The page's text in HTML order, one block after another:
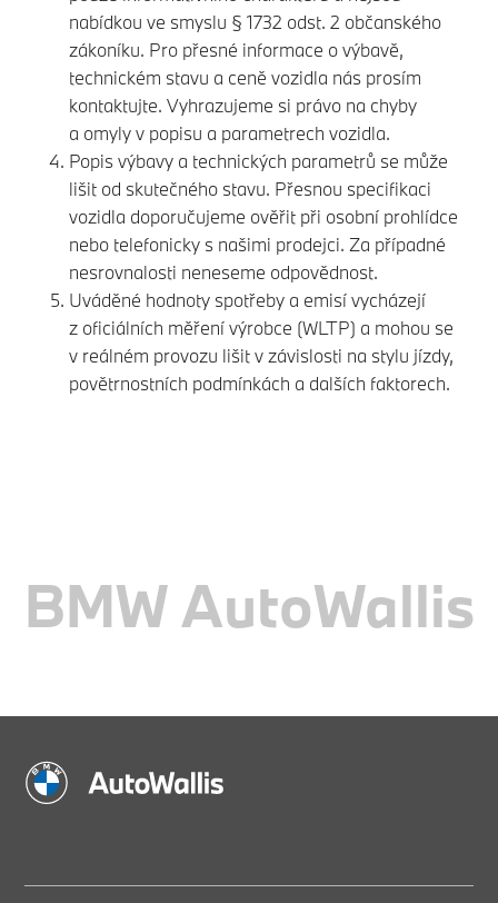
nabídkou ve smyslu § 1732 odst. 2 občanského
zákoníku. Pro přesné informace o výbavě,
technickém stavu a ceně vozidla nás prosím
kontaktujte. Vyhrazujeme si právo na chyby
a omyly v popisu a parametrech vozidla.
Popis výbavy a technických parametrů se může
lišit od skutečného stavu. Přesnou specifikaci
vozidla doporučujeme ověřit při osobní prohlídce
nebo telefonicky s našimi prodejci. Za případné
nesrovnalosti neneseme odpovědnost.
Uváděné hodnoty spotřeby a emisí vycházejí
z oficiálních měření výrobce (WLTP) a mohou se
v reálném provozu lišit v závislosti na stylu jízdy,
povětrnostních podmínkách a dalších faktorech.
BMW AutoWallis